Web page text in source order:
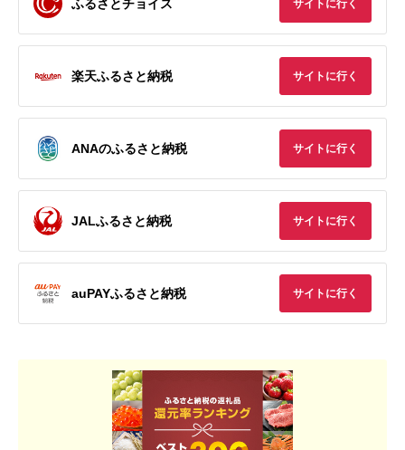
ふるさとチョイス サイトに行く
楽天ふるさと納税 サイトに行く
ANAのふるさと納税 サイトに行く
JALふるさと納税 サイトに行く
auPAYふるさと納税 サイトに行く